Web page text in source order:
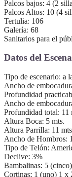
Palcos bajos: 4 (2
Palcos Altos: 10 (4
Tertulia: 106
Galería: 68
Sanitarios para el
Datos del
Tipo de escenario: a
Ancho de
Profundidad
Ancho de
Profundidad total: 11
Altura Boca: 5 mts.
Altura Parrilla: 11
Ancho de Hombros:
Tipo de Telón:
Declive: 3%
Bambalinas: 5 (cinco)
Cortinas: 1 (uno) 1 x